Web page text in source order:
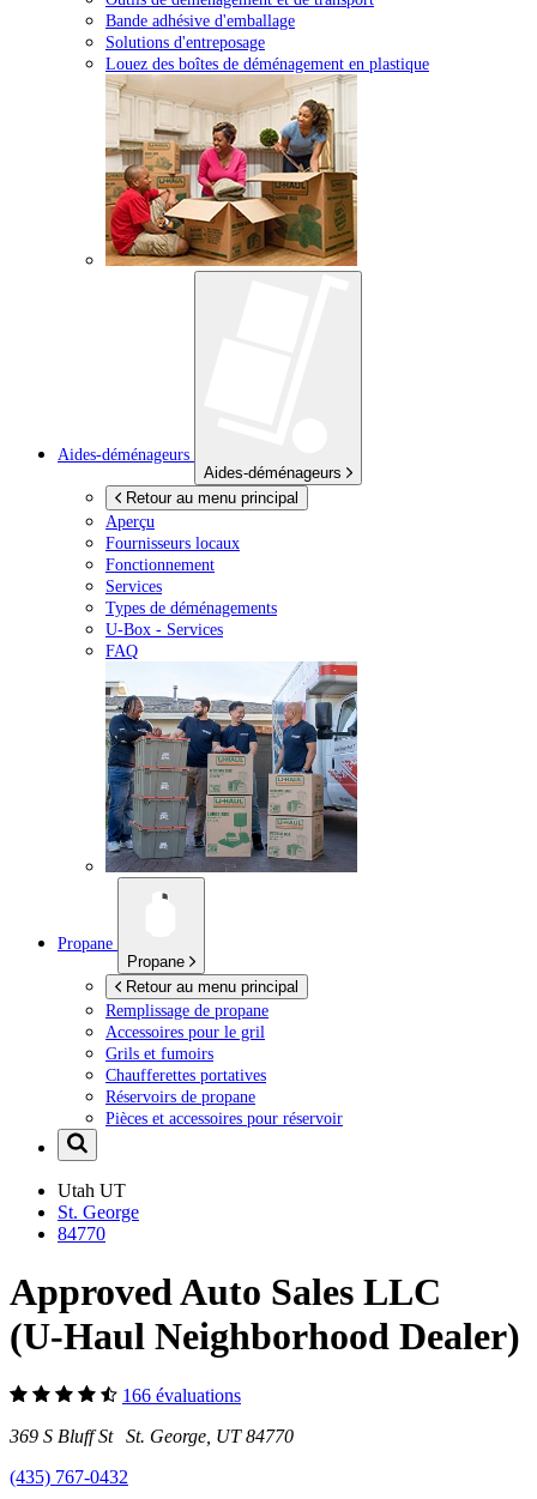
Bande adhésive d'emballage
Solutions d'entreposage
Louez des boîtes de déménagement en plastique
Aides-déménageurs
Aides-déménageurs
Retour au menu principal
Aperçu
Fournisseurs locaux
Fonctionnement
Services
Types de déménagements
U-Box - Services
FAQ
Propane
Propane
Retour au menu principal
Remplissage de propane
Accessoires pour le gril
Grils et fumoirs
Chaufferettes portatives
Réservoirs de propane
Pièces et accessoires pour réservoir
Utah UT
St. George
84770
Approved Auto Sales LLC
(U-Haul Neighborhood Dealer)
166 évaluations
369 S Bluff St St. George, UT 84770
(435) 767-0432